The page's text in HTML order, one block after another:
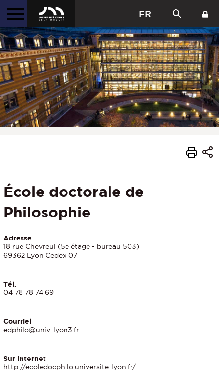
FR
École doctorale de
Philosophie
Adresse
18 rue Chevreul (5e étage - bureau 503)
69362 Lyon Cedex 07
Tél.
04 78 78 74 69
Courriel
edphilo@univ-lyon3.fr
Sur Internet
http://ecoledocphilo.universite-lyon.fr/